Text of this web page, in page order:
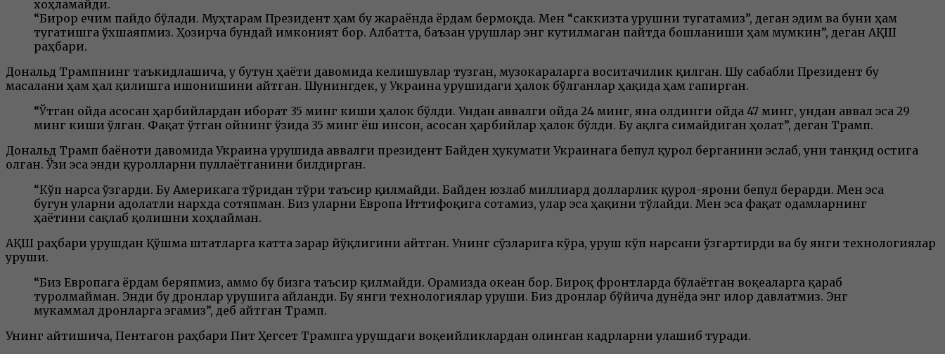
хоҳламайди.
“Бирор ечим пайдо бўлади. Муҳтарам Президент ҳам бу жараёнда ёрдам бермоқда. Мен “саккизта урушни тугатамиз”, деган эдим ва буни ҳам
тугатишга ўхшаяпмиз. Ҳозирча бундай имконият бор. Албатта, баъзан урушлар энг кутилмаган пайтда бошланиши ҳам мумкин”, деган АҚШ
раҳбари.
Дональд Трампнинг таъкидлашича, у бутун ҳаёти давомида келишувлар тузган, музокараларга воситачилик қилган. Шу сабабли Президент бу
масалани ҳам ҳал қилишга ишонишини айтган. Шунингдек, у Украина урушидаги ҳалок бўлганлар ҳақида ҳам гапирган.
“Ўтган ойда асосан ҳарбийлардан иборат 35 минг киши ҳалок бўлди. Ундан аввалги ойда 24 минг, яна олдинги ойда 47 минг, ундан аввал эса 29
минг киши ўлган. Фақат ўтган ойнинг ўзида 35 минг ёш инсон, асосан ҳарбийлар ҳалок бўлди. Бу ақлга сиғмайдиган ҳолат”, деган Трамп.
Дональд Трамп баёноти давомида Украина урушида аввалги президент Байден ҳукумати Украинага бепул қурол берганини эслаб, уни танқид остига
олган. Ўзи эса энди қуролларни пуллаётганини билдирган.
“Кўп нарса ўзгарди. Бу Америкага тўғридан тўғри таъсир қилмайди. Байден юзлаб миллиард долларлик қурол-яроғни бепул берарди. Мен эса
бугун уларни адолатли нархда сотяпман. Биз уларни Европа Иттифоқига сотамиз, улар эса ҳақини тўлайди. Мен эса фақат одамларнинг
ҳаётини сақлаб қолишни хоҳлайман.
АҚШ раҳбари урушдан Қўшма штатларга катта зарар йўқлигини айтган. Унинг сўзларига кўра, уруш кўп нарсани ўзгартирди ва бу янги технологиялар
уруши.
“Биз Европага ёрдам беряпмиз, аммо бу бизга таъсир қилмайди. Орамизда океан бор. Бироқ фронтларда бўлаётган воқеаларга қараб
туролмайман. Энди бу дронлар урушига айланди. Бу янги технологиялар уруши. Биз дронлар бўйича дунёда энг илғор давлатмиз. Энг
мукаммал дронларга эгамиз”, деб айтган Трамп.
Унинг айтишича, Пентагон раҳбари Пит Ҳегсет Трампга урушдаги воқеийликлардан олинган кадрларни улашиб туради.